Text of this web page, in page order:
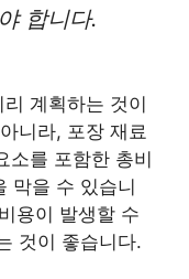
합니다.
리 계획하는 것이
니라, 포장 재료
소를 포함한 총비
막을 수 있습니
용이 발생할 수
것이 좋습니다.